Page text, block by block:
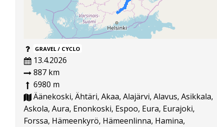
GRAVEL / CYCLO
13.4.2026
887 km
6980 m
Äänekoski, Ähtäri, Akaa, Alajärvi, Alavus, Asikkala,
Askola, Aura, Enonkoski, Espoo, Eura, Eurajoki,
Forssa, Hämeenkyrö, Hämeenlinna, Hamina,